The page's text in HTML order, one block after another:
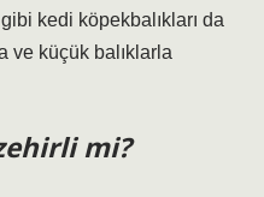
kedi köpekbalıkları da
ve küçük balıklarla
mi?